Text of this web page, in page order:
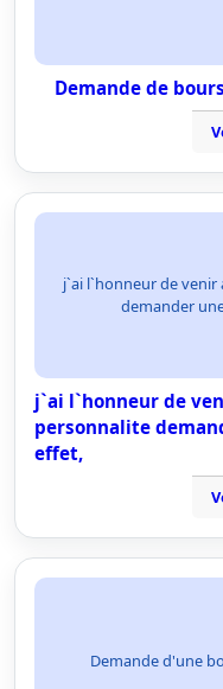
Demande de
j`ai l`honneur de
demander
j`ai l`honneur de
personnalite
effet,
Demande d'une